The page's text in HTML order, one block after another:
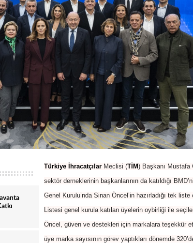
Türkiye İhracatçılar Meclisi (TİM) Başkanı Mustafa
sektör derneklerinin başkanlarının da katıldığı
Genel Kurulu’nda Sinan Öncel’in hazırladığı tek liste
Listesi genel kurula katılan üyelerin oybirliği ile
Öncel, güven ve destekleri için markalara teşekkür
üye marka sayısının görev yaptıkları dönemde